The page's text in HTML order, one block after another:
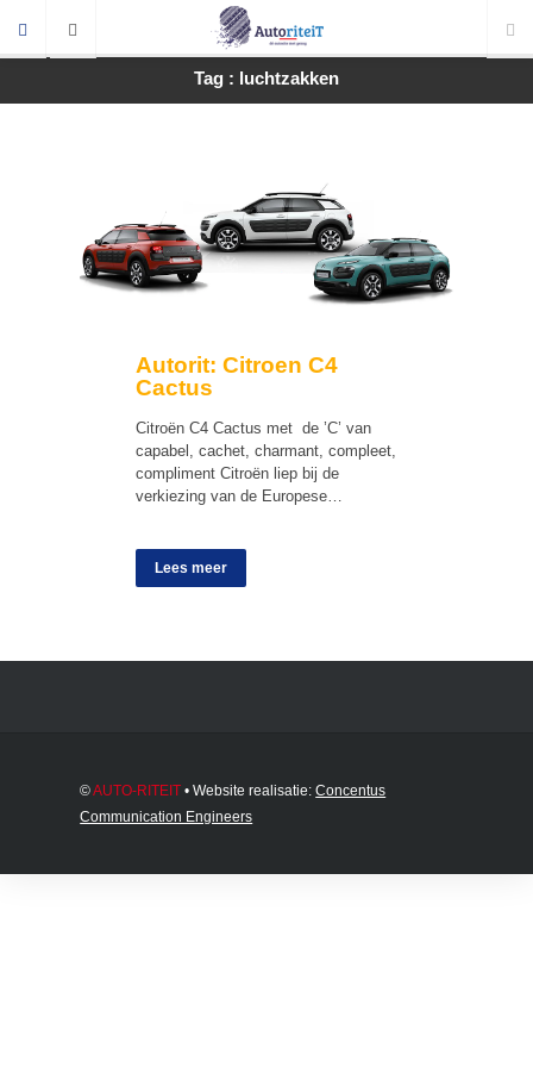
Tag : luchtzakken
Autorit: Citroen C4
Cactus
Citroën C4 Cactus met de ’C’ van
capabel, cachet, charmant, compleet,
compliment Citroën liep bij de
verkiezing van de Europese…
Lees meer
©AUTO-RITEIT • Website realisatie:Concentus
Communication Engineers